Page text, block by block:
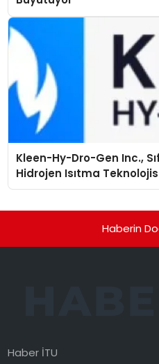
Kleen-Hy-Dro-Gen Inc.,
Hidrojen Isıtma
Düzenleyici Onaylarını
Haberin
Haber İTU